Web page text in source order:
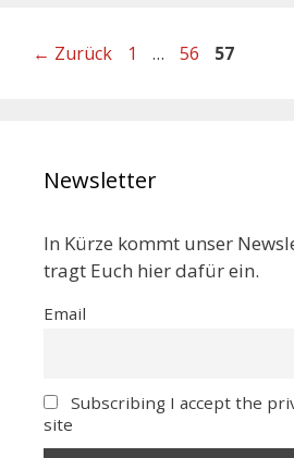
← Zurück 1 … 56 57
Newsletter
In Kürze kommt unser
tragt Euch hier dafür ein.
Email
Subscribing I accept the
site